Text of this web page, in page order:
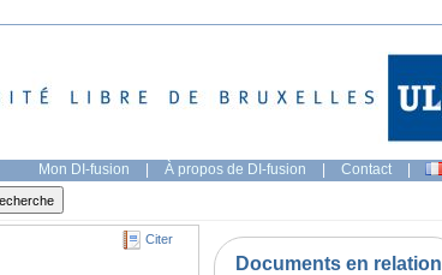
Mon DI-fusion | À propos de DI-fusion | Contact |
Citer
Documents en relation